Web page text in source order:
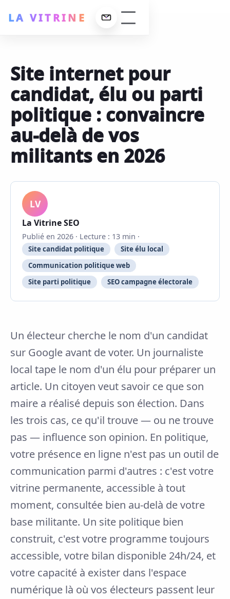
LA VITRINE
SEO
La Vitrine
Site internet pour
candidat, élu ou parti
politique : convaincre
au-delà de vos
militants en 2026
LV
La Vitrine SEO
Publié en 2026 · Lecture : 13 min ·
Site candidat politique
Site élu local
Communication politique web
Site parti politique
SEO campagne électorale
Un électeur cherche le nom d'un candidat
sur Google avant de voter. Un journaliste
local tape le nom d'un élu pour préparer un
article. Un citoyen veut savoir ce que son
maire a réalisé depuis son élection. Dans
les trois cas, ce qu'il trouve — ou ne trouve
pas — influence son opinion. En politique,
votre présence en ligne n'est pas un outil de
communication parmi d'autres : c'est votre
vitrine permanente, accessible à tout
moment, consultée bien au-delà de votre
base militante. Un site politique bien
construit, c'est votre programme toujours
accessible, votre bilan disponible 24h/24, et
votre capacité à exister dans l'espace
numérique là où vos électeurs passent leur